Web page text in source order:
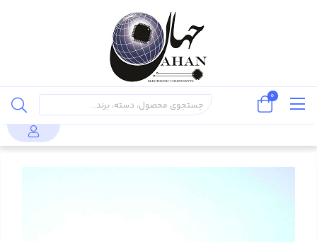
محصولات
منابع تغذیه و
مبدل های DC
مبدل DC به DC ایزوله
0